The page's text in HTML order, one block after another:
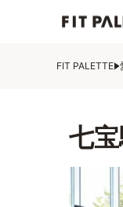
FIT PALETTE
七